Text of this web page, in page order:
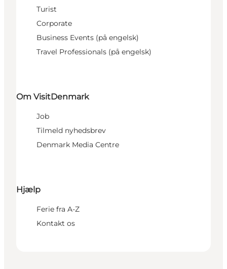
Turist
Corporate
Business Events (på engelsk)
Travel Professionals (på engelsk)
Om VisitDenmark
Job
Tilmeld nyhedsbrev
Denmark Media Centre
Hjælp
Ferie fra A-Z
Kontakt os